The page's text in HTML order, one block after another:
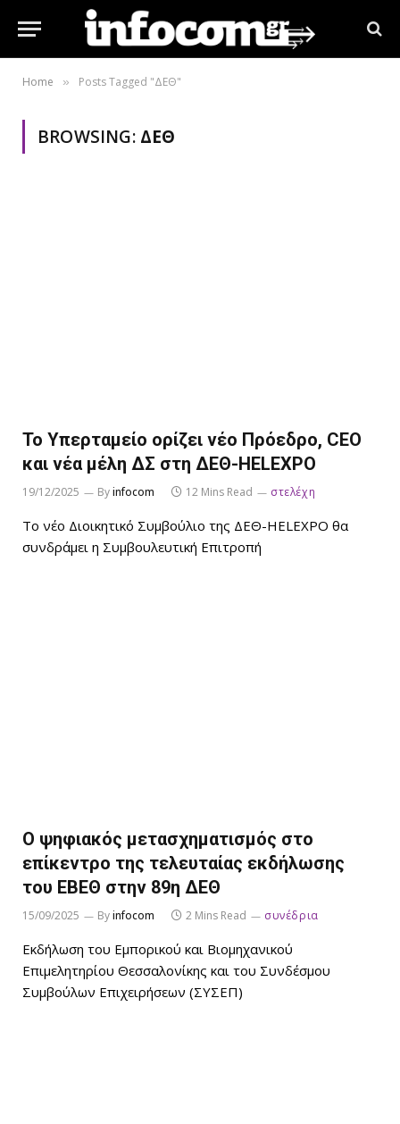
Home » Posts Tagged "ΔΕΘ"
BROWSING: ΔΕΘ
Το Υπερταμείο ορίζει νέο Πρόεδρο, CEO
και νέα μέλη ΔΣ στη ΔΕΘ-HELEXPO
19/12/2025 Byinfocom 12 Mins Read στελέχη
Το νέο Διοικητικό Συμβούλιο της ΔΕΘ-HELEXPO θα
συνδράμει η Συμβουλευτική Επιτροπή
Ο ψηφιακός μετασχηματισμός στο
επίκεντρο της τελευταίας εκδήλωσης
του ΕΒΕΘ στην 89η ΔΕΘ
15/09/2025 Byinfocom 2 Mins Read συνέδρια
Εκδήλωση του Εμπορικού και Βιομηχανικού
Επιμελητηρίου Θεσσαλονίκης και του Συνδέσμου
Συμβούλων Επιχειρήσεων (ΣΥΣΕΠ)